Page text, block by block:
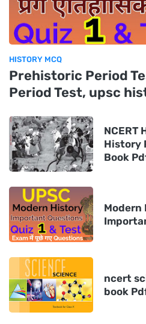
HISTORY MCQ
Prehistoric Period
Period Test, upsc
NCERT
History
Book
Modern
ncert
book